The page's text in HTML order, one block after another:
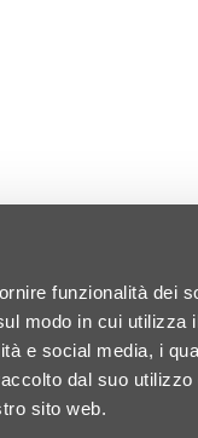
funzionalità dei
modo in cui utilizza
e social media, i
dal suo utilizzo
sito web.